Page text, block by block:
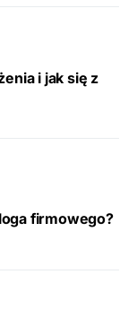
i jak się z
firmowego?